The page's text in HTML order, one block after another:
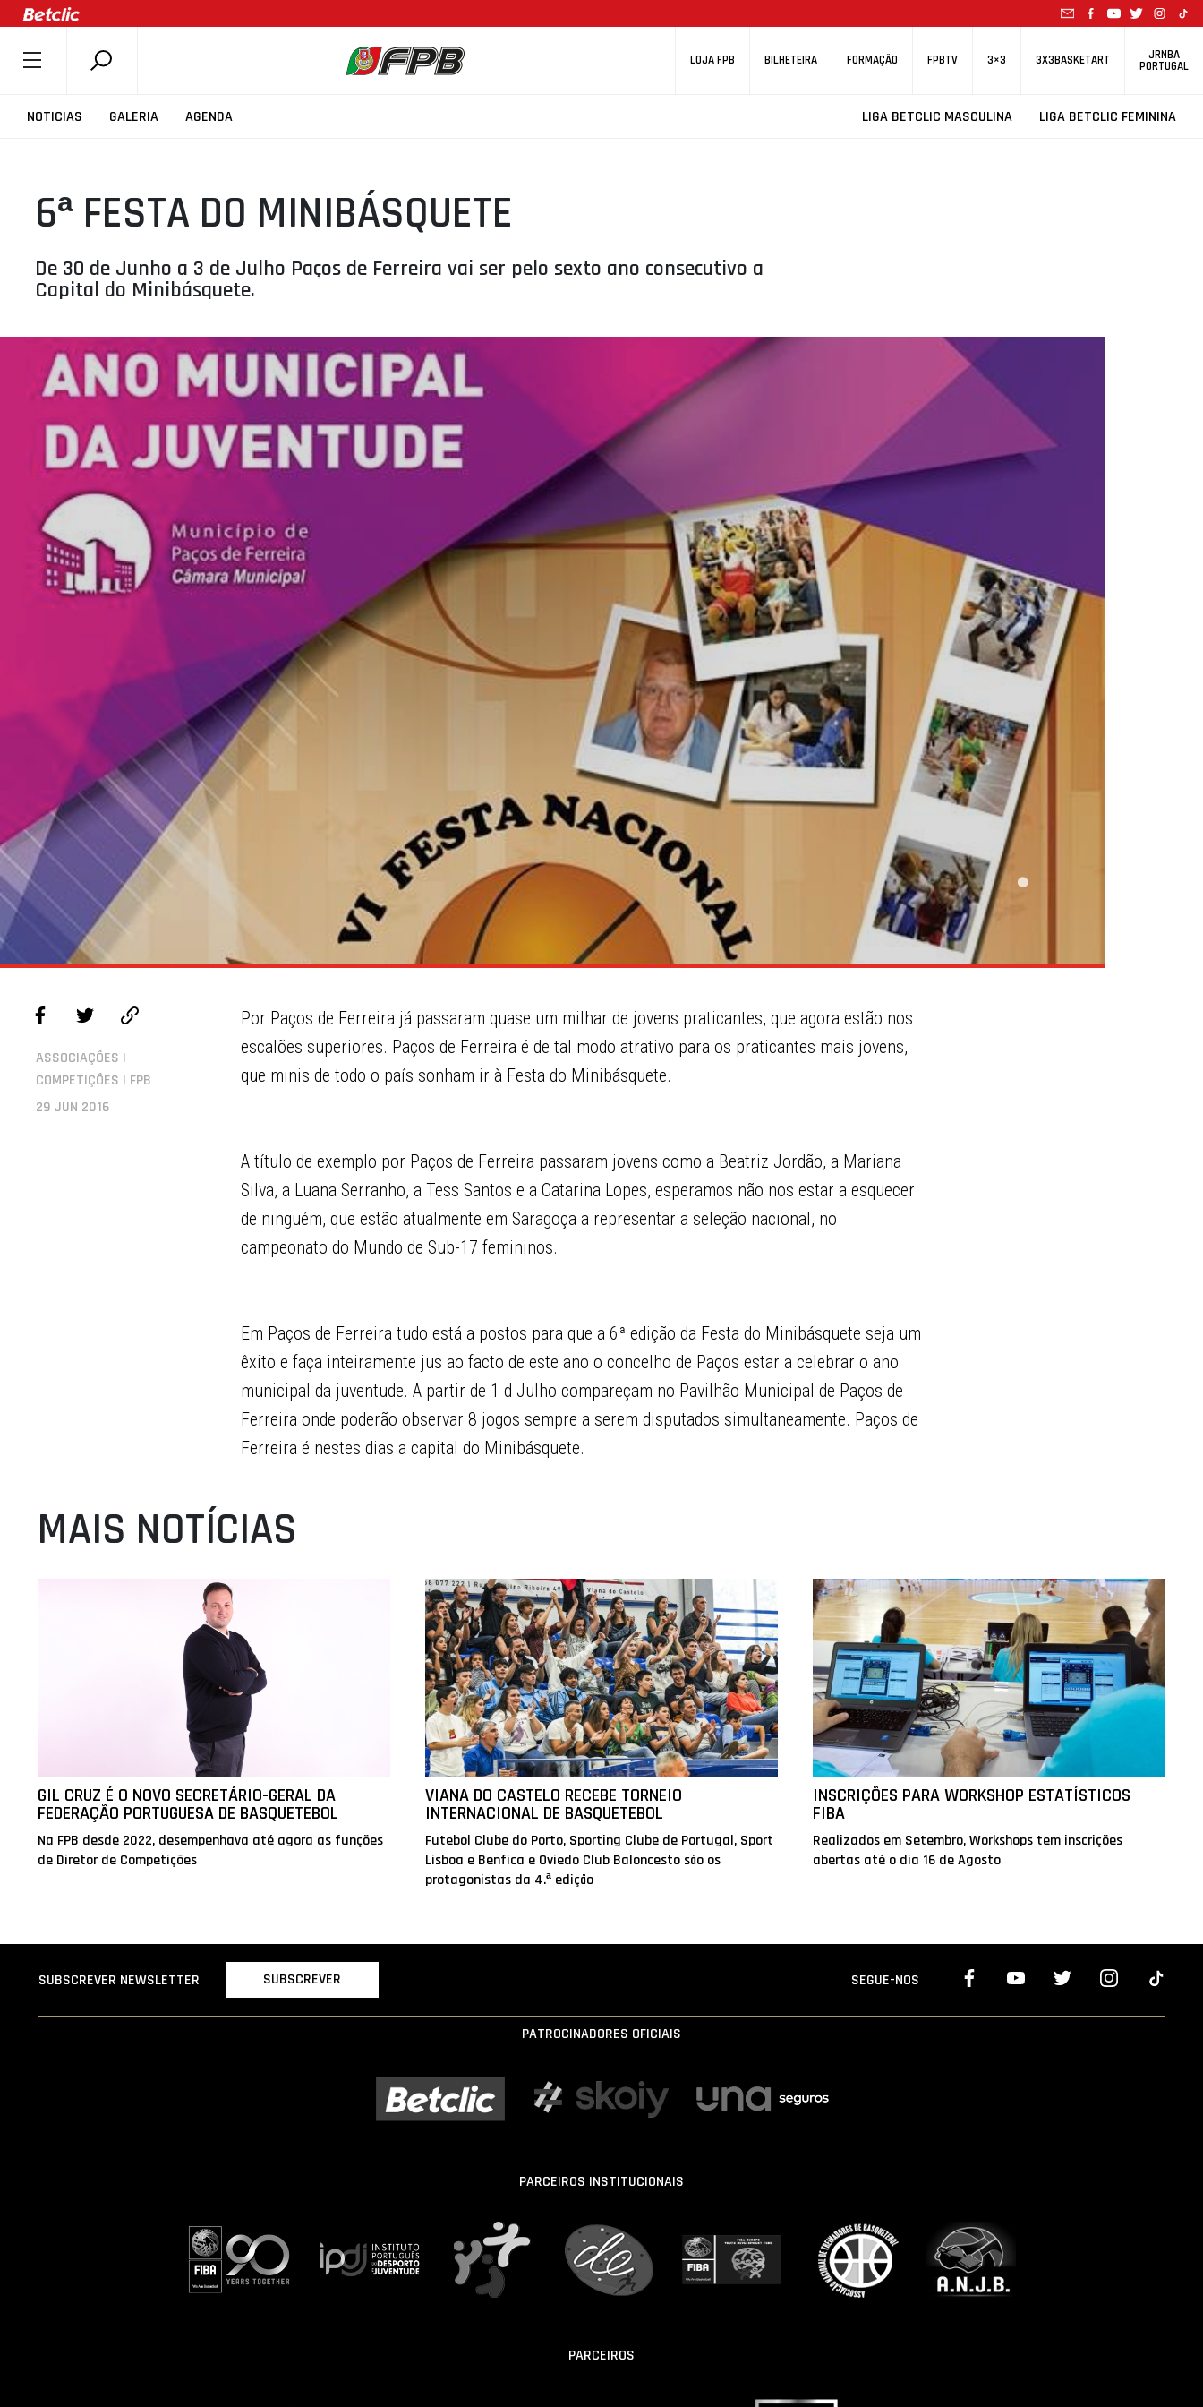
LOJA FPB BILHETEIRA FORMAÇÃO FPBTV 3×3 3X3BASKETART JRNBA
PORTUGAL
NOTICIAS GALERIA AGENDA LIGA BETCLIC MASCULINA LIGA BETCLIC FEMININA
SOBRE A FPB
COMPETIÇÕES
ASSOCIAÇÕES
CLUBES
AGENTES
AGENDA
SELEÇÕES
MINIBASQUETE
ÁREA TÉCNICA
PROJETOS
6ª FESTA DO MINIBÁSQUETE
De 30 de Junho a 3 de Julho Paços de Ferreira vai ser pelo sexto ano consecutivo a
Capital do Minibásquete.
ASSOCIAÇÕES |
COMPETIÇÕES | FPB
29 JUN 2016
Por Paços de Ferreira já passaram quase um milhar de jovens praticantes, que agora estão nos
escalões superiores. Paços de Ferreira é de tal modo atrativo para os praticantes mais jovens,
que minis de todo o país sonham ir à Festa do Minibásquete.
A título de exemplo por Paços de Ferreira passaram jovens como a Beatriz Jordão, a Mariana
Silva, a Luana Serranho, a Tess Santos e a Catarina Lopes, esperamos não nos estar a esquecer
de ninguém, que estão atualmente em Saragoça a representar a seleção nacional, no
campeonato do Mundo de Sub-17 femininos.
Em Paços de Ferreira tudo está a postos para que a 6ª edição da Festa do Minibásquete seja um
êxito e faça inteiramente jus ao facto de este ano o concelho de Paços estar a celebrar o ano
municipal da juventude. A partir de 1 d Julho compareçam no Pavilhão Municipal de Paços de
Ferreira onde poderão observar 8 jogos sempre a serem disputados simultaneamente. Paços de
Ferreira é nestes dias a capital do Minibásquete.
MAIS NOTÍCIAS
GIL CRUZ É O NOVO SECRETÁRIO-GERAL DA
FEDERAÇÃO PORTUGUESA DE BASQUETEBOL
Na FPB desde 2022, desempenhava até agora as funções
de Diretor de Competições
VIANA DO CASTELO RECEBE TORNEIO
INTERNACIONAL DE BASQUETEBOL
Futebol Clube do Porto, Sporting Clube de Portugal, Sport
Lisboa e Benfica e Oviedo Club Baloncesto são os
protagonistas da 4.ª edição
INSCRIÇÕES PARA WORKSHOP ESTATÍSTICOS
FIBA
Realizados em Setembro, Workshops tem inscrições
abertas até o dia 16 de Agosto
SUBSCREVER NEWSLETTER SUBSCREVER SEGUE-NOS
PATROCINADORES OFICIAIS
PARCEIROS INSTITUCIONAIS
PARCEIROS